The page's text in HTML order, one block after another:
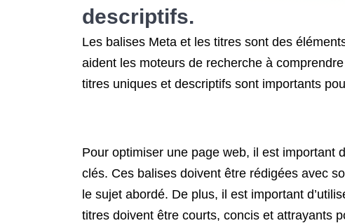
descriptifs.
Les balises Meta et les titres sont des
aident les moteurs de recherche à
titres uniques et descriptifs sont importants
Pour optimiser une page web, il est important
clés. Ces balises doivent être rédigées avec
le sujet abordé. De plus, il est important
titres doivent être courts, concis et attrayants